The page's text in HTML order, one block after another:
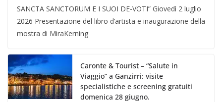
SANCTA SANCTORUM E I SUOI DE-VOTI” Giovedì 2 luglio
2026 Presentazione del libro d’artista e inaugurazione della
mostra di MiraKerning
Caronte & Tourist – “Salute in
Viaggio” a Ganzirri: visite
specialistiche e screening gratuiti
domenica 28 giugno.